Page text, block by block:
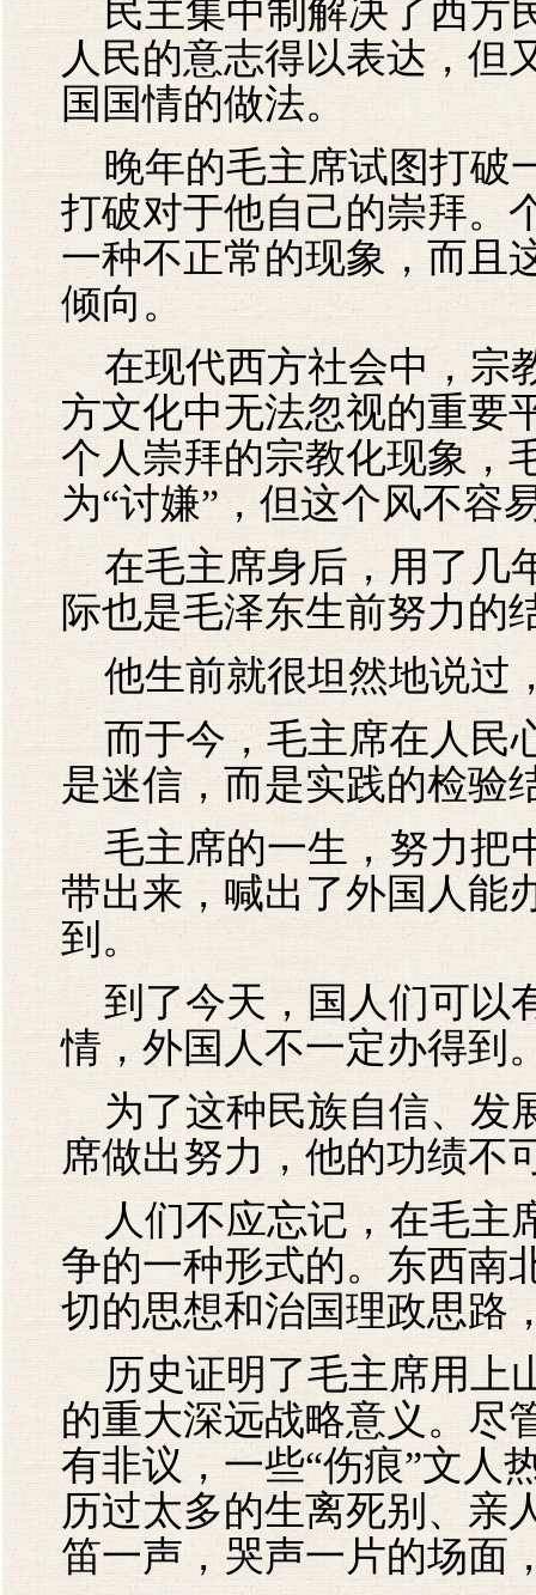
民主集中制解决了西方
人民的意志得以表达，但
国国情的做法。
晚年的毛主席试图打破
打破对于他自己的崇拜。
一种不正常的现象，而且
倾向。
在现代西方社会中，宗
方文化中无法忽视的重要
个人崇拜的宗教化现象，
为“讨嫌”，但这个风不容
在毛主席身后，用了几
际也是毛泽东生前努力的
他生前就很坦然地说过
而于今，毛主席在人民
是迷信，而是实践的检验
毛主席的一生，努力把
带出来，喊出了外国人能
到。
到了今天，国人们可以
情，外国人不一定办得到
为了这种民族自信、发
席做出努力，他的功绩不
人们不应忘记，在毛主
争的一种形式的。东西南
切的思想和治国理政思路
历史证明了毛主席用上
的重大深远战略意义。尽
有非议，一些“伤痕”文人
历过太多的生离死别、亲
笛一声，哭声一片的场面